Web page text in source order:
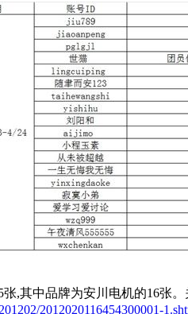
,其中品牌为安川电机的16张
2012020116454300001-